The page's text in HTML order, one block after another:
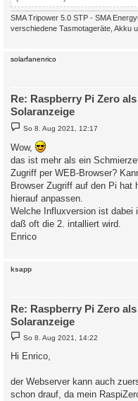
SMA Tripower 5.0 STP - SMA
verschiedene Tasmotageräte, Akku
solarfanenrico
Re: Raspberry Pi Zero
Solaranzeige
B
e
t
r
g
So 8. Aug 2021, 12:17
Wow,
das ist mehr als ein
Zugriff per WEB-Browser?
Browser Zugriff auf den Pi hat
hierauf anpassen.
Welche Influxversion ist dabei
daß oft die 2. intalliert wird.
Enrico
ksapp
Re: Raspberry Pi Zero
Solaranzeige
B
e
t
g
So 8. Aug 2021, 14:22
Hi Enrico,
der Webserver kann auch
schon drauf, da mein